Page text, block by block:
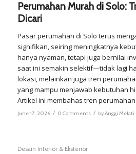
Perumahan Murah di Solo:
Dicari
Pasar perumahan di Solo terus
signifikan, seiring meningkatnya
hanya nyaman, tetapi juga bernilai
saat ini semakin selektif—tidak lagi
lokasi, melainkan juga tren
yang mampu menjawab kebutuhan
Artikel ini membahas tren
June 17, 2026 / 0 Comments / byAnggi Melati
Desain Interior & Eksterior